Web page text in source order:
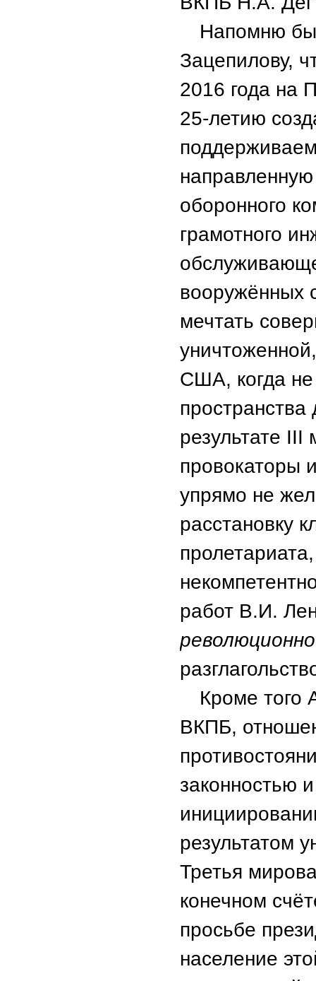
Напомню
Зацепилову,
2016 года на
25-летию
оборонного
грамотного
вооружённых
мечтать
США, когда не
пространства
результате III
провокаторы
упрямо не
расстановку
работ В.И.
Кроме того
ВКПБ,
законностью
результатом
Третья
конечном
просьбе
население